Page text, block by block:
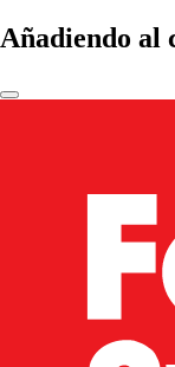
Añadiendo al